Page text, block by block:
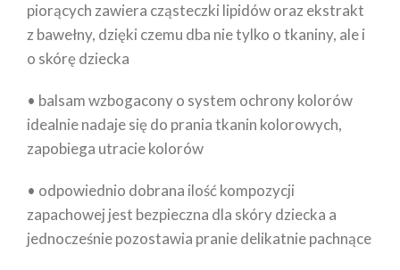
piorących zawiera cząsteczki lipidów oraz ekstrakt
z bawełny, dzięki czemu dba nie tylko o tkaniny, ale i
o skórę dziecka
• balsam wzbogacony o system ochrony kolorów
idealnie nadaje się do prania tkanin kolorowych,
zapobiega utracie kolorów
• odpowiednio dobrana ilość kompozycji
zapachowej jest bezpieczna dla skóry dziecka a
jednocześnie pozostawia pranie delikatnie pachnące